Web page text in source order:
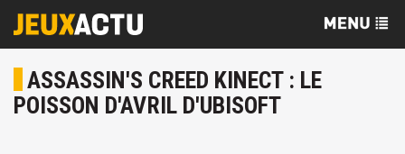
ASSASSIN'S CREED KINECT : LE
POISSON D'AVRIL D'UBISOFT